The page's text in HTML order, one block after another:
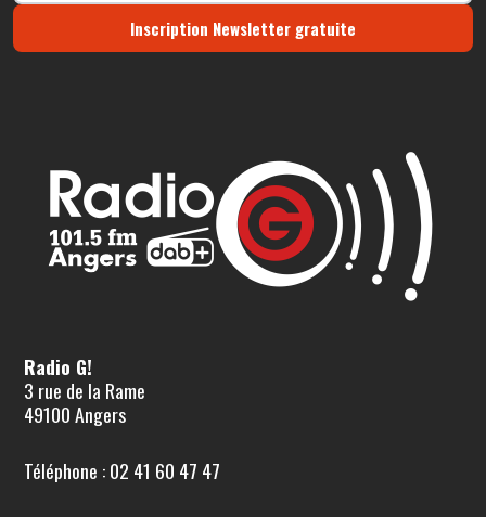
Inscription Newsletter gratuite
Radio G!
3 rue de la Rame
49100 Angers
Téléphone : 02 41 60 47 47